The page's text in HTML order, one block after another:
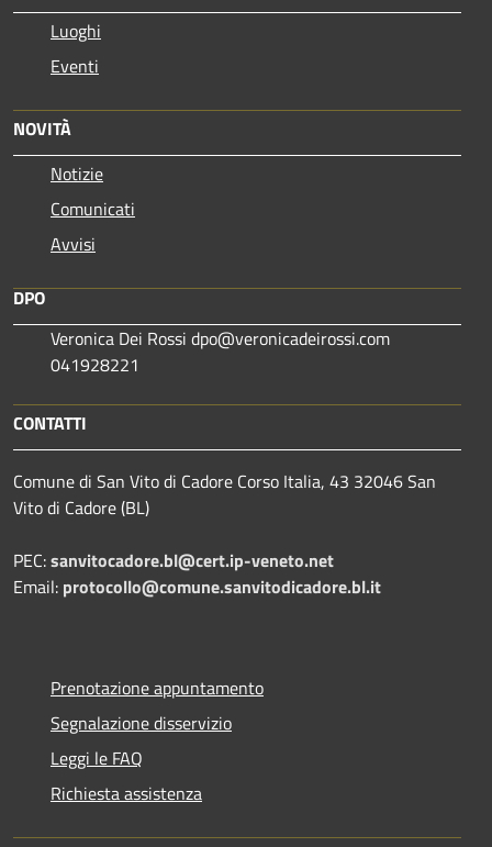
Luoghi
Eventi
NOVITÀ
Notizie
Comunicati
Avvisi
DPO
Veronica Dei Rossi dpo@veronicadeirossi.com
041928221
CONTATTI
Comune di San Vito di Cadore Corso Italia, 43 32046 San
Vito di Cadore (BL)
PEC:sanvitocadore.bl@cert.ip-veneto.net
Email: protocollo@comune.sanvitodicadore.bl.it
Prenotazione appuntamento
Segnalazione disservizio
Leggi le FAQ
Richiesta assistenza